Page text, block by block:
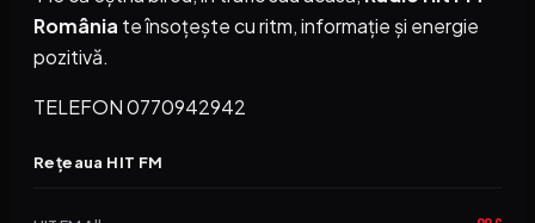
România te însoțește cu ritm, informație și energie
pozitivă.
TELEFON 0770942942
Rețeaua HIT FM